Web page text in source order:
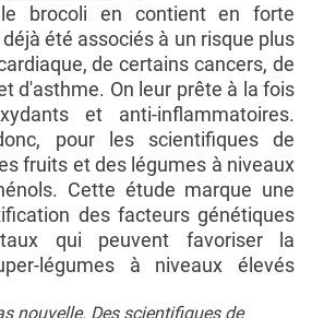
brocoli en contient en forte
été associés à un risque plus
de certains cancers, de
d'asthme. On leur prête à la fois
et anti-inflammatoires.
pour les scientifiques de
fruits et des légumes à niveaux
Cette étude marque une
des facteurs génétiques
qui peuvent favoriser la
légumes à niveaux élevés
nouvelle. Des scientifiques de